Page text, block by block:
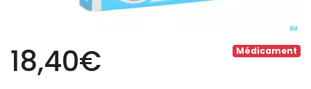
Médicament
18,40€